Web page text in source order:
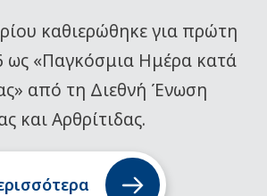
καθιερώθηκε για πρώτη
ως «Παγκόσμια Ημέρα κατά
από τη Διεθνή Ένωση
και Αρθρίτιδας.